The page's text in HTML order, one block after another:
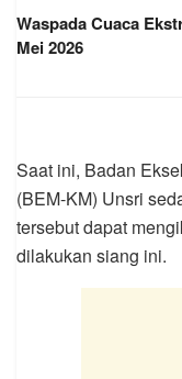
Waspada Cuaca
Mei 2026
Saat ini, Badan
(BEM-KM) Unsri
tersebut dapat
dilakukan siang ini.